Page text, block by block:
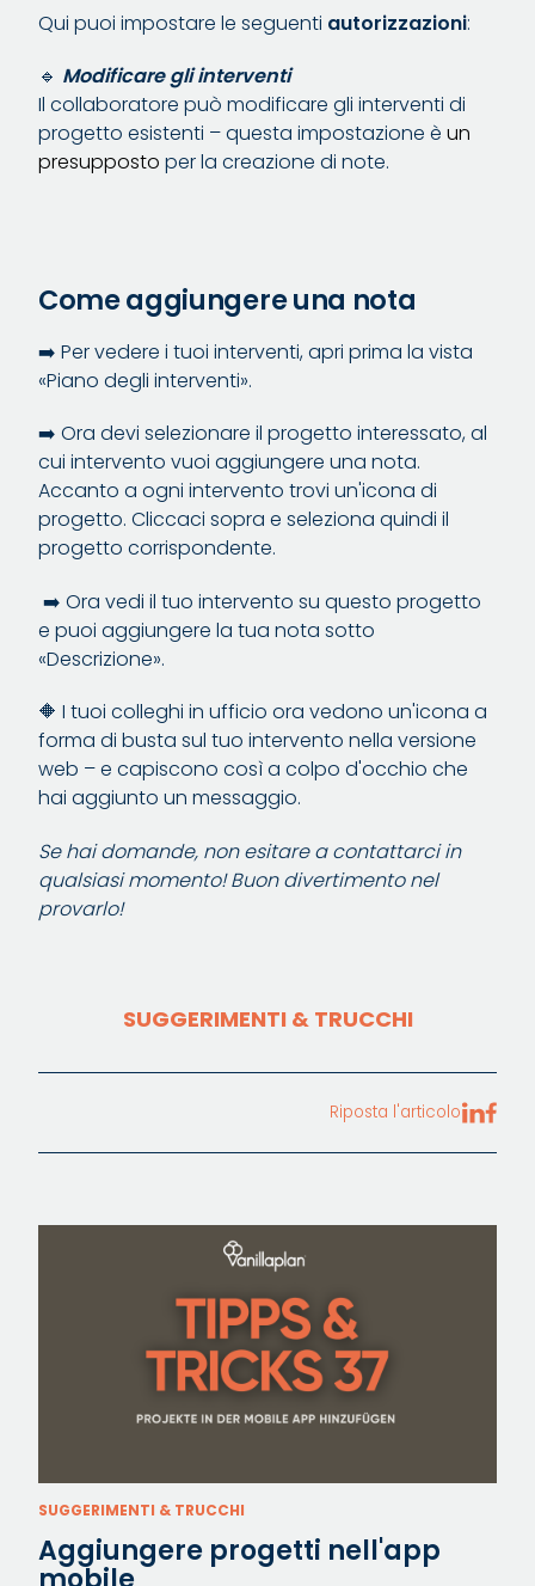
Qui puoi impostare le seguenti autorizzazioni:
🔹 Modificare gli interventi
Il collaboratore può modificare gli interventi di
progetto esistenti – questa impostazione è un
presupposto per la creazione di note.
Come aggiungere una nota
➡️ Per vedere i tuoi interventi, apri prima la vista
«Piano degli interventi».
➡️ Ora devi selezionare il progetto interessato, al
cui intervento vuoi aggiungere una nota.
Accanto a ogni intervento trovi un'icona di
progetto. Cliccaci sopra e seleziona quindi il
progetto corrispondente.
➡️ Ora vedi il tuo intervento su questo progetto
e puoi aggiungere la tua nota sotto
«Descrizione».
🔶 I tuoi colleghi in ufficio ora vedono un'icona a
forma di busta sul tuo intervento nella versione
web – e capiscono così a colpo d'occhio che
hai aggiunto un messaggio.
Se hai domande, non esitare a contattarci in
qualsiasi momento! Buon divertimento nel
provarlo!
SUGGERIMENTI & TRUCCHI
Riposta l'articolo
SUGGERIMENTI & TRUCCHI
Aggiungere progetti nell'app